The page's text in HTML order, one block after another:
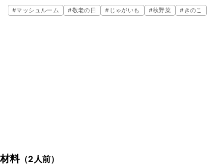
なりますよ。お酒にも良く合いますのでおもてなしにも喜ばれます。
ぜひお試しくださいね。
#マッシュルーム #敬老の日 # じゃがいも #秋野菜 # きのこ
材料（2人前）